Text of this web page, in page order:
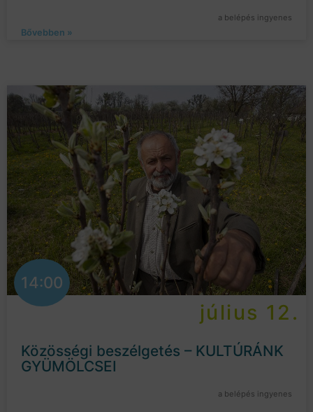
a belépés ingyenes
Bővebben »
14:00
július 12.
Közösségi beszélgetés – KULTÚRÁNK
GYÜMÖLCSEI
a belépés ingyenes